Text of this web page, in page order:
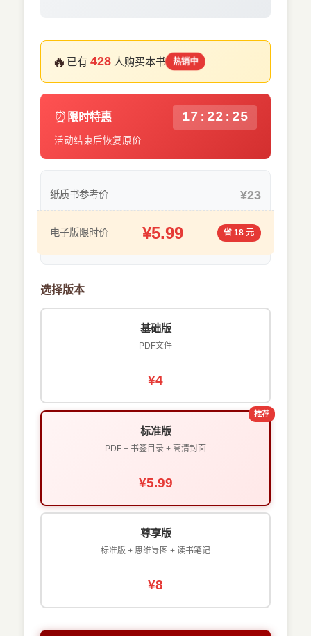
🔥 已有428 人购买本书 热销中
⏰ 限时特惠 17:22:25
活动结束后恢复原价
纸质书参考价 ¥23
电子版限时价 ¥5.99 省 18 元
选择版本
基础版
PDF文件
¥4
推荐
标准版
PDF + 书签目录 + 高清封面
¥5.99
尊享版
标准版 + 思维导图 + 读书笔记
¥8